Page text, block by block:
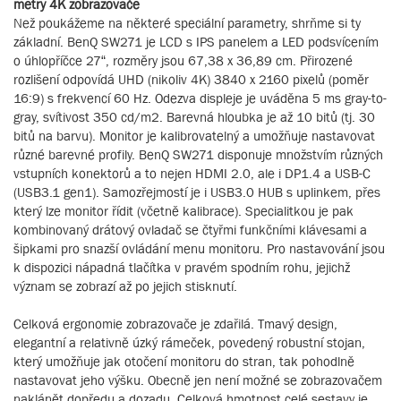
metry 4K zobrazovače
Než poukážeme na některé speciální parametry, shrňme si ty
základní. BenQ SW271 je LCD s IPS panelem a LED podsvícením
o úhlopříčce 27“, rozměry jsou 67,38 x 36,89 cm. Přirozené
rozlišení odpovídá UHD (nikoliv 4K) 3840 x 2160 pixelů (poměr
16:9) s frekvencí 60 Hz. Odezva displeje je uváděna 5 ms gray-to-
gray, svítivost 350 cd/m2. Barevná hloubka je až 10 bitů (tj. 30
bitů na barvu). Monitor je kalibrovatelný a umožňuje nastavovat
různé barevné profily. BenQ SW271 disponuje množstvím různých
vstupních konektorů a to nejen HDMI 2.0, ale i DP1.4 a USB-C
(USB3.1 gen1). Samozřejmostí je i USB3.0 HUB s uplinkem, přes
který lze monitor řídit (včetně kalibrace). Specialitkou je pak
kombinovaný drátový ovladač se čtyřmi funkčními klávesami a
šipkami pro snazší ovládání menu monitoru. Pro nastavování jsou
k dispozici nápadná tlačítka v pravém spodním rohu, jejichž
význam se zobrazí až po jejich stisknutí.
Celková ergonomie zobrazovače je zdařilá. Tmavý design,
elegantní a relativně úzký rámeček, povedený robustní stojan,
který umožňuje jak otočení monitoru do stran, tak pohodlně
nastavovat jeho výšku. Obecně jen není možné se zobrazovačem